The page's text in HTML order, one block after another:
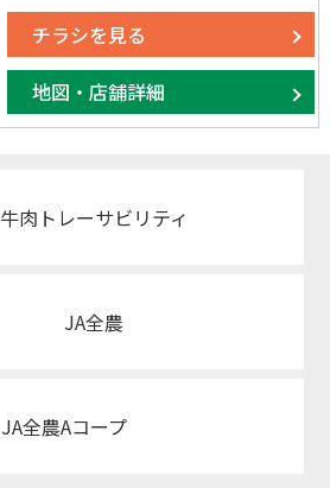
チラシを見る
地図・店舗詳細
牛肉トレーサビリティ
JA全農
JA全農Aコープ